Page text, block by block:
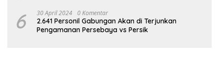
6 30 April 2024 0 Komentar
2.641 Personil Gabungan Akan di Terjunkan
Pengamanan Persebaya vs Persik